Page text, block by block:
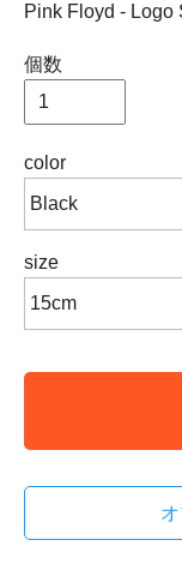
Pink Floyd - Logo
個数
color
size